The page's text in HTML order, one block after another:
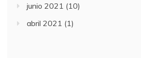
junio 2021 (10)
abril 2021 (1)